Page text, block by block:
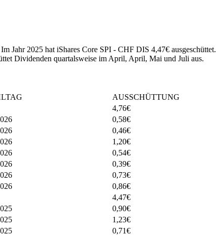
Jahr 2025 hat iShares Core SPI - CHF DIS 4,47€ ausgeschüttet.
Dividenden quartalsweise im April, April, Mai und Juli aus.
AUSSCHÜTTUNG
4,76€
0,58€
0,46€
1,20€
0,54€
0,39€
0,73€
0,86€
4,47€
0,90€
1,23€
0,71€